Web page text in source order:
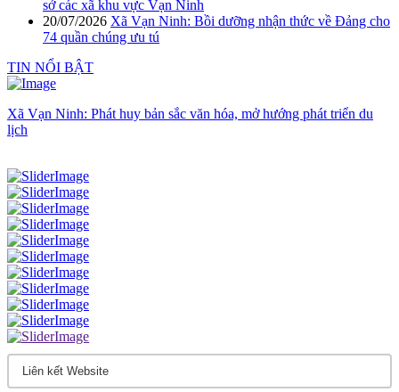
sở các xã khu vực Vạn Ninh
20/07/2026 Xã Vạn Ninh: Bồi dưỡng nhận thức về Đảng cho
74 quần chúng ưu tú
TIN NỔI BẬT
Xã Vạn Ninh: Phát huy bản sắc văn hóa, mở hướng phát triển du
lịch